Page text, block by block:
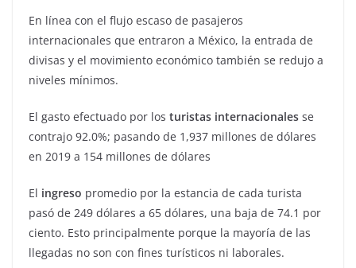
En línea con el flujo escaso de pasajeros
internacionales que entraron a México, la entrada de
divisas y el movimiento económico también se redujo a
niveles mínimos.
El gasto efectuado por los turistas internacionales se
contrajo 92.0%; pasando de 1,937 millones de dólares
en 2019 a 154 millones de dólares
El ingreso promedio por la estancia de cada turista
pasó de 249 dólares a 65 dólares, una baja de 74.1 por
ciento. Esto principalmente porque la mayoría de las
llegadas no son con fines turísticos ni laborales.